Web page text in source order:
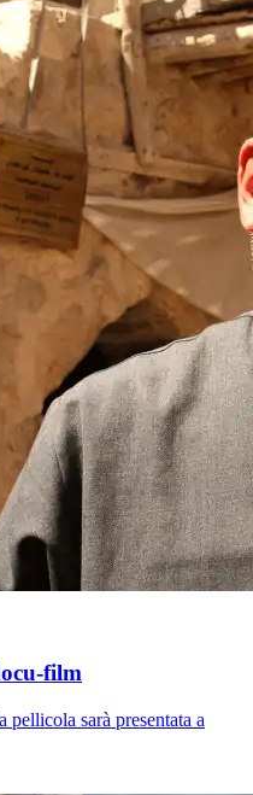
film
pellicola sarà presentata a